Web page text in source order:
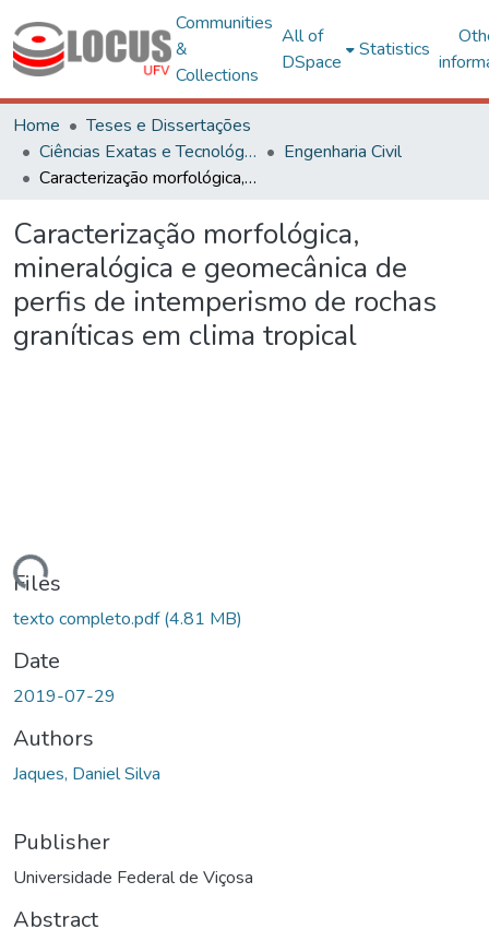
Communities
&
Collections
All of
DSpace
Statistics
Home
Teses e Dissertações
Ciências Exatas e Tecnológicas
Engenharia Civil
Caracterização morfológica, mineralógica e geomecânica de perfis de intemperismo de rochas graníticas em clima tropical
Caracterização morfológica,
mineralógica e geomecânica de
perfis de intemperismo de rochas
graníticas em clima tropical
Files
texto completo.pdf(4.81 MB)
Date
2019-07-29
Authors
Jaques, Daniel Silva
Publisher
Universidade Federal de Viçosa
Abstract